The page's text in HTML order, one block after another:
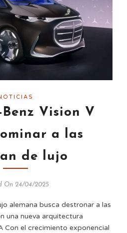
Benz Vision V
a las
de lujo
On 24/04/2025
alemana busca destronar a las
una nueva arquitectura
Con el crecimiento exponencial